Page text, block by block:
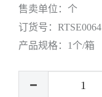
售卖单位： 个
订货号： RTSE0064
产品规格： 1个/箱